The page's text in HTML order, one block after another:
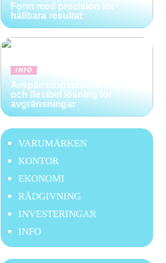
Form med precision för
hållbara resultat
INFO
Avspärrningsstolpar – Smidig
och flexibel lösning för
avgränsningar
VARUMÄRKEN
KONTOR
EKONOMI
RÅDGIVNING
INVESTERINGAR
INFO